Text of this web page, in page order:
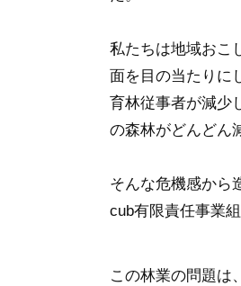
私たちは地域おこ
面を目の当たりに
育林従事者が減少
の森林がどんどん
そんな危機感から
cub有限責任事業
この林業の問題は